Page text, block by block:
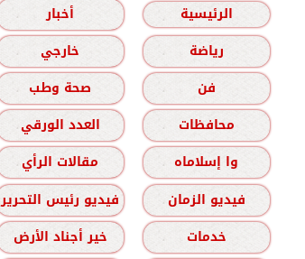
الرئيسية أخبار
رياضة
خارجي
فن
صحة وطب
محافظات
العدد الورقي
وا إسلاماه
مقالات الرأي
فيديو الزمان
فيديو رئيس التحرير
خدمات
خير أجناد الأرض